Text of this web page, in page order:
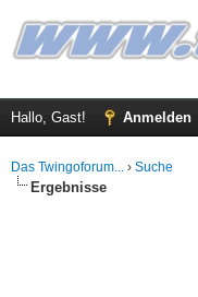
Hallo, Gast! Anmelden
Das Twingoforum... › Suche
Ergebnisse